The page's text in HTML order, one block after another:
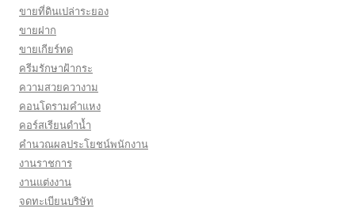
ขายที่ดินเปล่าระยอง
ขายฝาก
ขายเกียร์ทด
ครีมรักษาฝ้ากระ
ความสวยควางาม
คอนโดรามคำแหง
คอร์สเรียนดำน้ำ
คำนวณผลประโยชน์พนักงาน
งานราชการ
งานแต่งงาน
จดทะเบียนบริษัท